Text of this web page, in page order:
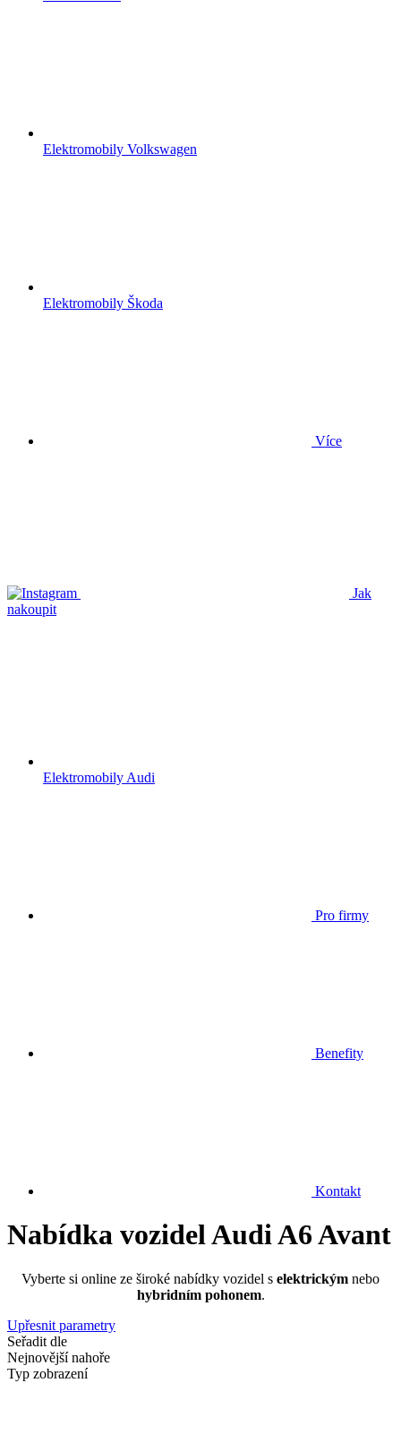
Elektromobily Volkswagen
Elektromobily Škoda
Více
Jak
nakoupit
Elektromobily Audi
Pro firmy
Benefity
Kontakt
Nabídka vozidel Audi A6 Avant
Vyberte si online ze široké nabídky vozidel s elektrickým nebo
hybridním pohonem.
Upřesnit parametry
Seřadit dle
Nejnovější nahoře
Typ zobrazení